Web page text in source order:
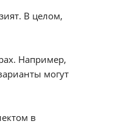
В целом,
Например,
могут
в